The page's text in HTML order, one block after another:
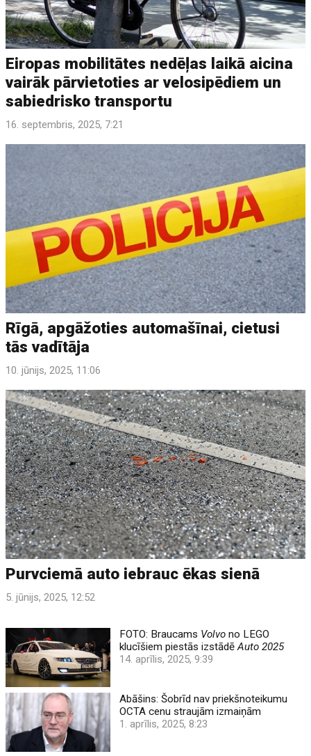
Eiropas mobilitātes nedēļas laikā aicina
vairāk pārvietoties ar velosipēdiem un
sabiedrisko transportu
16. septembris, 2025, 7:21
Rīgā, apgāžoties automašīnai, cietusi
tās vadītāja
10. jūnijs, 2025, 11:06
Purvciemā auto iebrauc ēkas sienā
5. jūnijs, 2025, 12:52
FOTO: Braucams Volvo no LEGO
klucīšiem piestās izstādēAuto 2025
14. aprīlis, 2025, 9:39
Abāšins: Šobrīd nav priekšnoteikumu
OCTA cenu straujām izmaiņām
1. aprīlis, 2025, 8:23